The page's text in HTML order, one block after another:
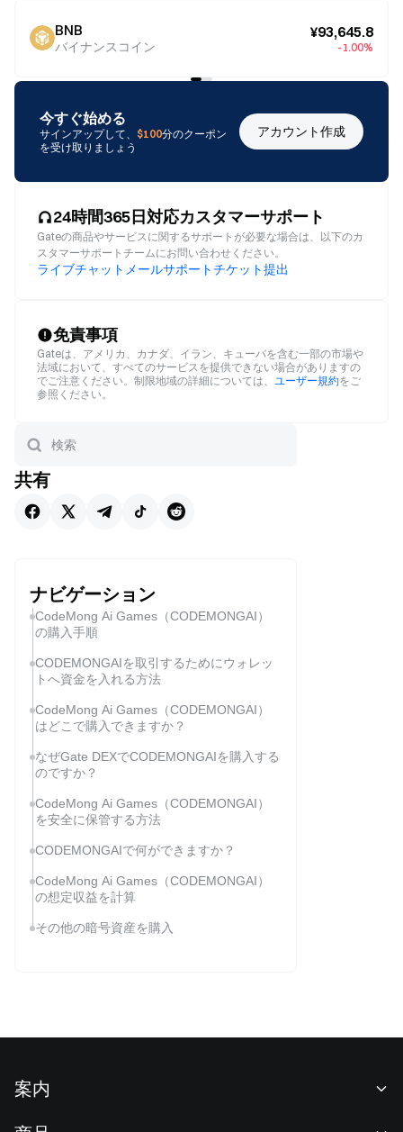
BNB
バイナンスコイン
¥93,645.8
-1.00%
今すぐ始める
サインアップして、 $100分のクーポン
を受け取りましょう
アカウント作成
24時間365日対応カスタマーサポート
Gateの商品やサービスに関するサポートが必要な場合は、以下のカ
スタマーサポートチームにお問い合わせください。
ライブチャット メールサポートチケット提出
免責事項
Gateは、アメリカ、カナダ、イラン、キューバを含む一部の市場や
法域において、すべてのサービスを提供できない場合がありますの
でご注意ください。制限地域の詳細については、 ユーザー規約をご
参照ください。
共有
ナビゲーション
CodeMong Ai Games（CODEMONGAI）
の購入手順
CODEMONGAIを取引するためにウォレッ
トへ資金を入れる方法
CodeMong Ai Games（CODEMONGAI）
はどこで購入できますか？
なぜGate DEXでCODEMONGAIを購入する
のですか？
CodeMong Ai Games（CODEMONGAI）
を安全に保管する方法
CODEMONGAIで何ができますか？
CodeMong Ai Games（CODEMONGAI）
の想定収益を計算
その他の暗号資産を購入
案内